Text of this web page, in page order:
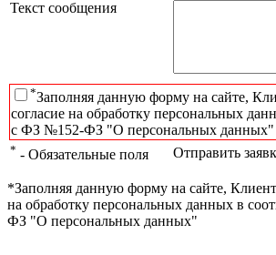
Текст сообщения
*Заполняя данную форму на сайте,
согласие на обработку персональных
с ФЗ №152-ФЗ "О персональных данных"
* - Обязательные поля Отправить
*Заполняя данную форму на сайте, Клиент
на обработку персональных данных в
ФЗ "О персональных данных"